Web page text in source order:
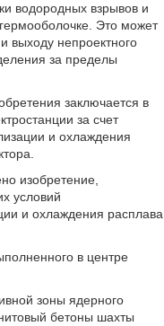
водородных взрывов и
Это может
выходу непроектного
за пределы
заключается в
за счет
и охлаждения
изобретение,
условий
и охлаждения расплава
в центре
зоны ядерного
бетоны шахты